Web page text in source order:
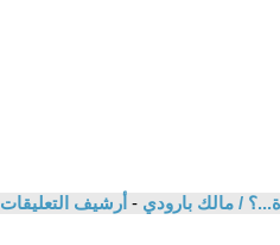
/ مالك بارودي - أرشيف التعليقات